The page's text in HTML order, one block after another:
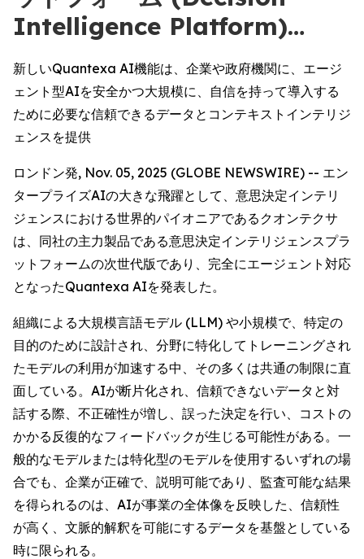
Intelligence Platform)…
新しいQuantexa AI機能は、企業や政府機関に、エージ
ェント型AIを安全かつ大規模に、自信を持って導入する
ために必要な信頼できるデータとコンテキストインテリジ
ェンスを提供
ロンドン発, Nov. 05, 2025 (GLOBE NEWSWIRE) -- エン
タープライズAIの大きな飛躍として、意思決定インテリ
ジェンスにおける世界的パイオニアであるクオンテクサ
は、同社の主力製品である意思決定インテリジェンスプラ
ットフォームの次世代版であり、完全にエージェント対応
となったQuantexa AIを発表した。
組織による大規模言語モデル (LLM) や小規模で、特定の
目的のために設計され、分野に特化してトレーニングされ
たモデルの利用が加速する中、その多くは共通の制限に直
面している。AIが断片化され、信頼できないデータと対
話する際、不正確性が増し、誤った決定を行い、コストの
かかる反復的なフィードバックが生じる可能性がある。一
般的なモデルまたは特化型のモデルを使用するいずれの場
合でも、企業が正確で、説明可能であり、監査可能な結果
を得られるのは、AIが事業の全体像を反映した、信頼性
が高く、文脈的解釈を可能にするデータを基盤としている
時に限られる。